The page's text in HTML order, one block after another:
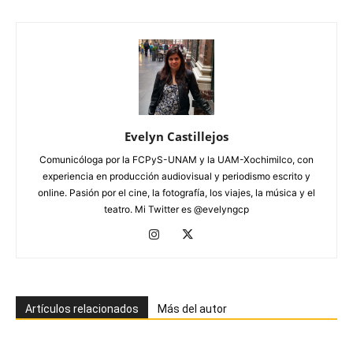
Evelyn Castillejos
Comunicóloga por la FCPyS-UNAM y la UAM-Xochimilco, con
experiencia en producción audiovisual y periodismo escrito y
online. Pasión por el cine, la fotografía, los viajes, la música y el
teatro. Mi Twitter es @evelyngcp
Artículos relacionados Más del autor